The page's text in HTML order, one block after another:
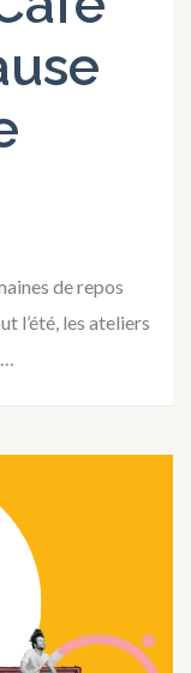
de repos
l’été, les ateliers